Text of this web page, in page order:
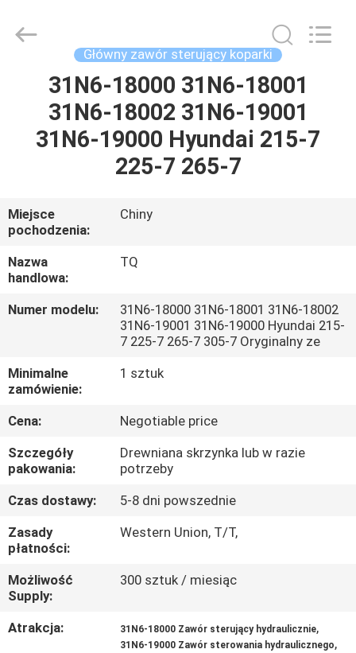
PRODUKTY
POKAZ
VR
O
WYCIECZKA
PO
FABRYCE
KONTROLA
JAKOŚCI
SKONTAKTUJ
SIĘ
Z
Machinery
Główny zawór sterujący koparki
31N6-18000 31N6-18001
31N6-18002 31N6-19001
31N6-19000 Hyundai 215-7
225-7 265-7
Miejsce
pochodzenia:
Chiny
Nazwa
handlowa:
TQ
Numer modelu:
31N6-18000 31N6-18001 31N6-18002
31N6-19001 31N6-19000 Hyundai 215-
7 225-7 265-7 305-7 Oryginalny ze
Minimalne
zamówienie:
1 sztuk
Cena:
Negotiable price
Szczegóły
pakowania:
Drewniana skrzynka lub w razie
potrzeby
Czas dostawy:
5-8 dni powszednie
Zasady
płatności:
Western Union, T/T,
Możliwość
Supply:
300 sztuk / miesiąc
Atrakcja: 31N6-18000 Zawór sterujący hydraulicznie,
31N6-19000 Zawór sterowania hydraulicznego,